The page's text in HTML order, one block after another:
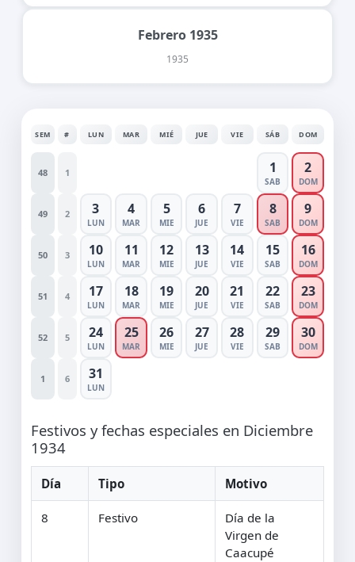
Febrero 1935
1935
SEM # LUN MAR MIÉ JUE VIE SÁB DOM
48 1 1
SAB
2
DOM
49 2 3
LUN
4
MAR
5
MIE
6
JUE
7
VIE
8
SAB
9
DOM
50 3 10
LUN
11
MAR
12
MIE
13
JUE
14
VIE
15
SAB
16
DOM
51 4 17
LUN
18
MAR
19
MIE
20
JUE
21
VIE
22
SAB
23
DOM
52 5 24
LUN
25
MAR
26
MIE
27
JUE
28
VIE
29
SAB
30
DOM
1 6 31
LUN
Festivos y fechas especiales en Diciembre
1934
Día Tipo Motivo
8 Festivo
Día de la
Virgen de
Caacupé